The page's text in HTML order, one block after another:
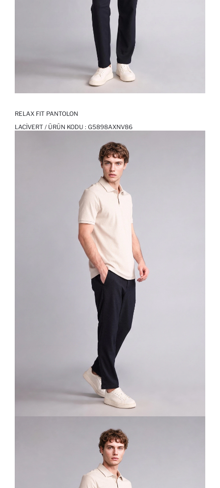
RELAX FIT PANTOLON
LACIVERT / ÜRÜN KODU : G5898AXNV86